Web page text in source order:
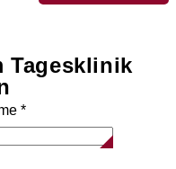
Tagesklinik
*